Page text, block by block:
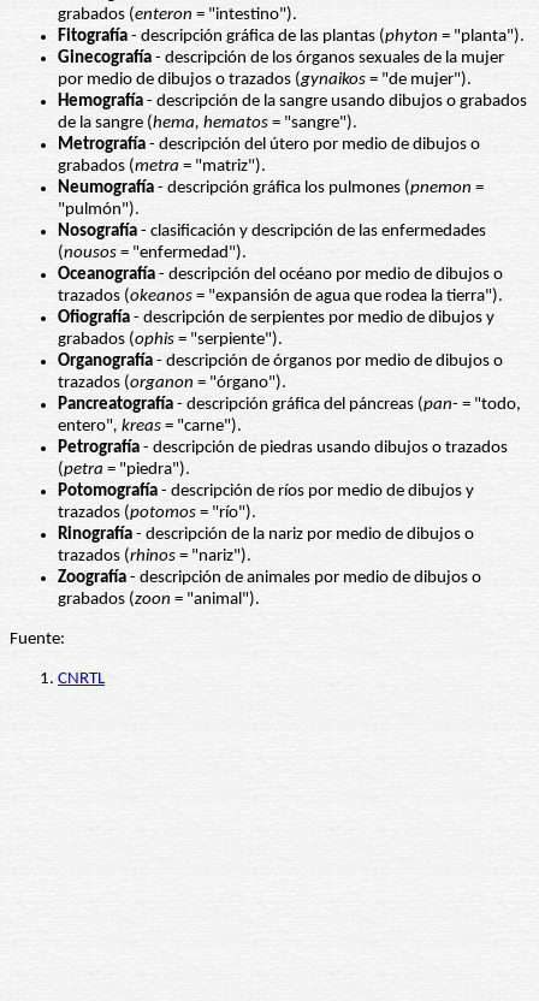
grabados (enteron = "intestino").
Fitografía - descripción gráfica de las plantas (phyton = "planta").
Ginecografía - descripción de los órganos sexuales de la mujer
por medio de dibujos o trazados (gynaikos = "de mujer").
Hemografía - descripción de la sangre usando dibujos o grabados
de la sangre (hema, hematos = "sangre").
Metrografía - descripción del útero por medio de dibujos o
grabados (metra = "matriz").
Neumografía - descripción gráfica los pulmones (pnemon =
"pulmón").
Nosografía - clasificación y descripción de las enfermedades
(nousos = "enfermedad").
Oceanografía - descripción del océano por medio de dibujos o
trazados (okeanos = "expansión de agua que rodea la tierra").
Ofiografía - descripción de serpientes por medio de dibujos y
grabados (ophis = "serpiente").
Organografía - descripción de órganos por medio de dibujos o
trazados (organon = "órgano").
Pancreatografía - descripción gráfica del páncreas (pan- = "todo,
entero", kreas = "carne").
Petrografía - descripción de piedras usando dibujos o trazados
(petra = "piedra").
Potomografía - descripción de ríos por medio de dibujos y
trazados (potomos = "río").
Rinografía - descripción de la nariz por medio de dibujos o
trazados (rhinos = "nariz").
Zoografía - descripción de animales por medio de dibujos o
grabados (zoon = "animal").
Fuente:
CNRTL